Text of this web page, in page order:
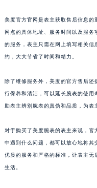
美度官方官网是表主获取售后信息
网点的具体地址、服务时间以及服
的服务，表主只需在网上填写相关
约，大大节省了时间和精力。
除了维修服务外，美度的官方售后
行保养和清洁，可以延长腕表的使
助表主辨别腕表的真伪和品质，为表
对于购买了美度腕表的表主来说，
中遇到什么问题，都可以放心地将其
优质的服务和严格的标准，让表主
生活。